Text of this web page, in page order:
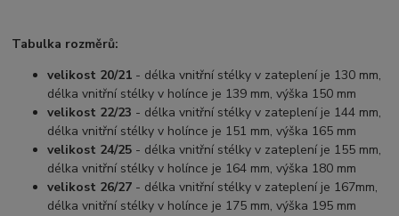
Tabulka rozměrů:
velikost 20/21 - délka vnitřní stélky v zateplení je 130 mm,
délka vnitřní stélky v holínce je 139 mm, výška 150 mm
velikost 22/23 - délka vnitřní stélky v zateplení je 144 mm,
délka vnitřní stélky v holínce je 151 mm, výška 165 mm
velikost 24/25 - délka vnitřní stélky v zateplení je 155 mm,
délka vnitřní stélky v holínce je 164 mm, výška 180 mm
velikost 26/27 - délka vnitřní stélky v zateplení je 167mm,
délka vnitřní stélky v holínce je 175 mm, výška 195 mm